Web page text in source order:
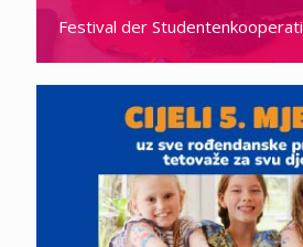
Festival der